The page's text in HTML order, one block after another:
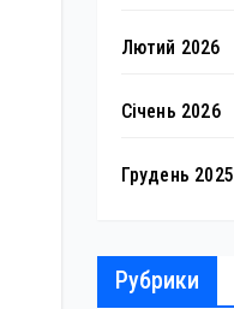
Лютий 2026
Січень 2026
Грудень 2025
Рубрики